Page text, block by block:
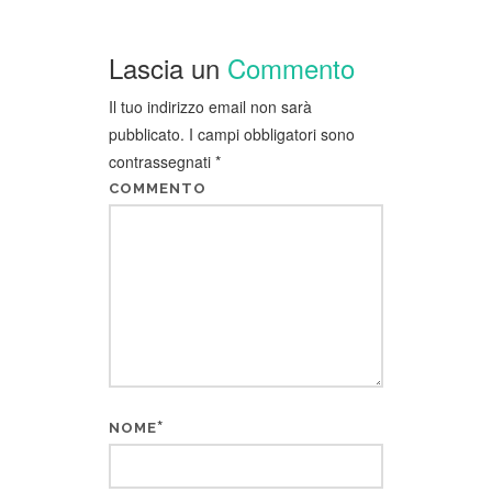
Lascia un Commento
Il tuo indirizzo email non sarà
pubblicato. I campi obbligatori sono
contrassegnati *
COMMENTO
NOME*